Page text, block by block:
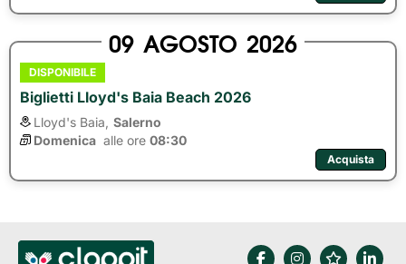
09 AGOSTO 2026
DISPONIBILE
Biglietti Lloyd's Baia Beach 2026
Lloyd's Baia, Salerno
Domenica alle ore 08:30
Acquista